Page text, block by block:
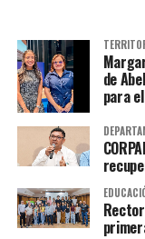
de
para